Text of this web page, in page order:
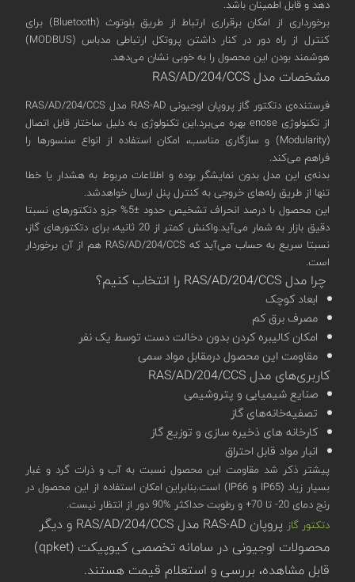
دهد و قابل اطمینان باشد.
برخورداری از امکان برقراری ارتباط از طریق بلوتوث (Bluetooth) برای
کنترل از راه دور در کنار داشتن پروتکل ارتباطی مدباس (MODBUS)
هوشمند بودن این محصول را به خوبی نشان می‌دهد.
مشخصات مدل RAS/AD/204/CCS
فرستنده‌ی دتکتور گاز پروپان اوجیونی RAS-AD مدل RAS/AD/204/CCS
از تکنولوژی enose بهره‌ می‌برد.این تکنولوژی به دلیل ساختار قابل اتصال
(Modularity) و سازگاری مناسب، امکان استفاده از انواع سنسورها را
فراهم می‌کند.
بدنه‌ی این مدل بدون نمایشگر بوده و اطلاعات مربوط به هشدار یا خطا
تنها از طریق رله‌های خروجی به کنترل پنل ارسال خواهدشد.
این محصول با درصد انحراف تشخیص حدود ±5% جزو دتکتورهای نسبتا
دقیق بازار به شمار می‌آید.واکنش کمتر از 20 ثانیه، برای دتکتورهای گاز،
نسبتا سریع به حساب می‌آید که RAS/AD/204/CCS هم از آن برخوردار
است.
چرا مدل RAS/AD/204/CCS را انتخاب کنیم؟
ابعاد کوچک
مصرف برق کم
امکان کالیبره کردن بدون دخالت دست توسط یک نفر
مقاومت این محصول درمقابل مواد سمی
کاربری‌های مدل RAS/AD/204/CCS
صنایع شیمیایی و پتروشیمی
تصفیه‌خانه‌های گاز
کارخانه های ذخیره سازی و توزیع گاز
انبار مواد قابل احتراق
پیشتر ذکر شد مقاومت این محصول نسبت به آب و ذرات گرد و غبار
بسیار زیاد (IP65 و IP66) است.بنابراین امکان استفاده از این محصول در
رنج دمای 20- تا 70+ و رطوبت حداکثر %90 دور از انتظار نیست.
دتکتور گاز
پروپان RAS-AD مدل RAS/AD/204/CCS و دیگر
محصولات اوجیونی در سامانه تخصصی کیوپیکت (qpket)
قابل مشاهده، بررسی و استعلام قیمت هستند.